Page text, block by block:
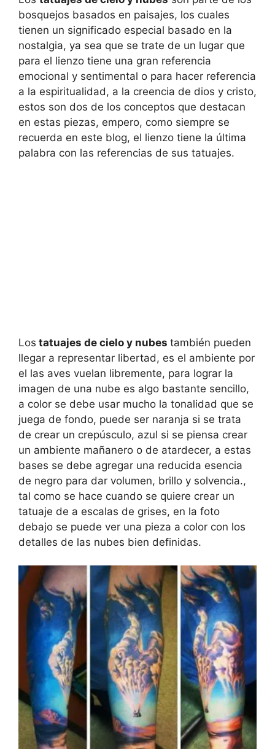
bosquejos basados en paisajes, los cuales
tienen un significado especial basado en la
nostalgia, ya sea que se trate de un lugar que
para el lienzo tiene una gran referencia
emocional y sentimental o para hacer referencia
a la espiritualidad, a la creencia de dios y cristo,
estos son dos de los conceptos que destacan
en estas piezas, empero, como siempre se
recuerda en este blog, el lienzo tiene la última
palabra con las referencias de sus tatuajes.
Los tatuajes de cielo y nubes también pueden
llegar a representar libertad, es el ambiente por
el las aves vuelan libremente, para lograr la
imagen de una nube es algo bastante sencillo,
a color se debe usar mucho la tonalidad que se
juega de fondo, puede ser naranja si se trata
de crear un crepúsculo, azul si se piensa crear
un ambiente mañanero o de atardecer, a estas
bases se debe agregar una reducida esencia
de negro para dar volumen, brillo y solvencia.,
tal como se hace cuando se quiere crear un
tatuaje de a escalas de grises, en la foto
debajo se puede ver una pieza a color con los
detalles de las nubes bien definidas.